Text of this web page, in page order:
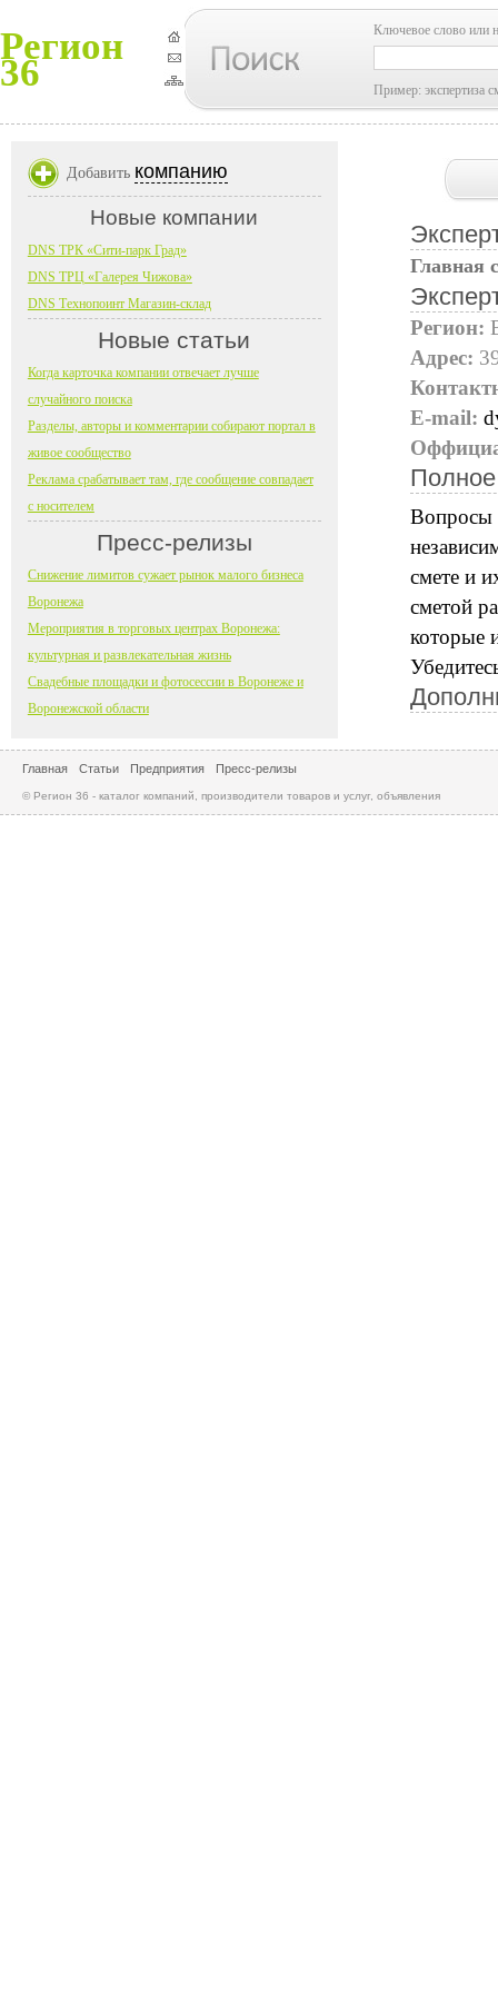
Регион
36
Ключевое слово или
Пример: экспертиза
Главная
Регион:
Адрес:
E-mail:
Вопросы
смете и
сметой
которые
Добавить компанию
Новые компании
DNS ТРК «Сити-парк Град»
DNS ТРЦ «Галерея Чижова»
DNS Технопоинт Магазин-склад
Новые статьи
Когда карточка компании отвечает лучше
случайного поиска
Разделы, авторы и комментарии собирают портал в
живое сообщество
Реклама срабатывает там, где сообщение совпадает
с носителем
Пресс-релизы
Снижение лимитов сужает рынок малого бизнеса
Воронежа
Мероприятия в торговых центрах Воронежа:
культурная и развлекательная жизнь
Свадебные площадки и фотосессии в Воронеже и
Воронежской области
Главная Статьи Предприятия Пресс-релизы
© Регион 36 - каталог компаний, производители товаров и услуг, объявления